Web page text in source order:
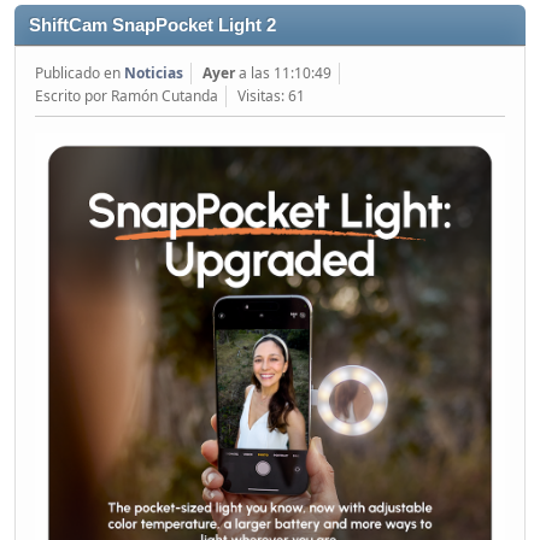
ShiftCam SnapPocket Light 2
Publicado en Noticias Ayera las 11:10:49
Escrito por Ramón Cutanda
Visitas: 61